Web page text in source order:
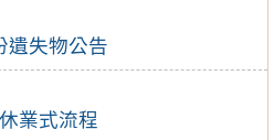
遺失物公告
業式流程